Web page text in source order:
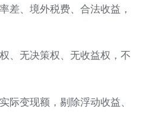
差、境外税费、合法收益，
、无决策权、无收益权，不
际变现额，剔除浮动收益、